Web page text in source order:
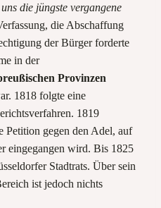
uns die jüngste vergangene
die Abschaffung
der Bürger forderte
in der
Provinzen
1818 folgte eine
1819
Petition gegen den Adel, auf
eingegangen wird. Bis 1825
Stadtrats. Über sein
ist jedoch nichts